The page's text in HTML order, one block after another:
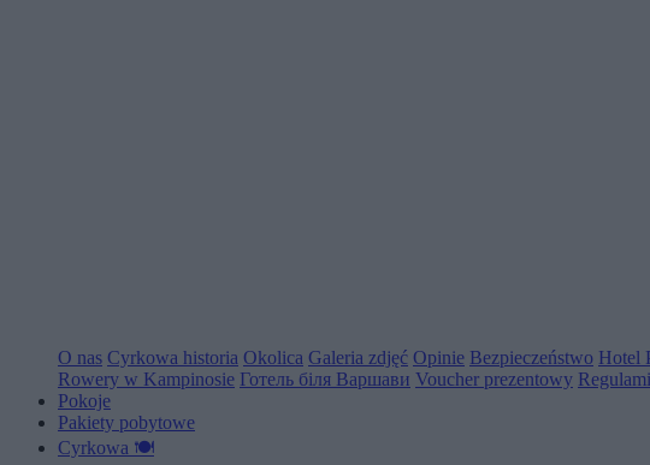
O nas Cyrkowa historia Okolica Galeria zdjęć Opinie Bezpieczeństwo Hotel
Rowery w Kampinosie Готель біля Варшави Voucher prezentowy
Pokoje
Pakiety pobytowe
Cyrkowa 🍽️